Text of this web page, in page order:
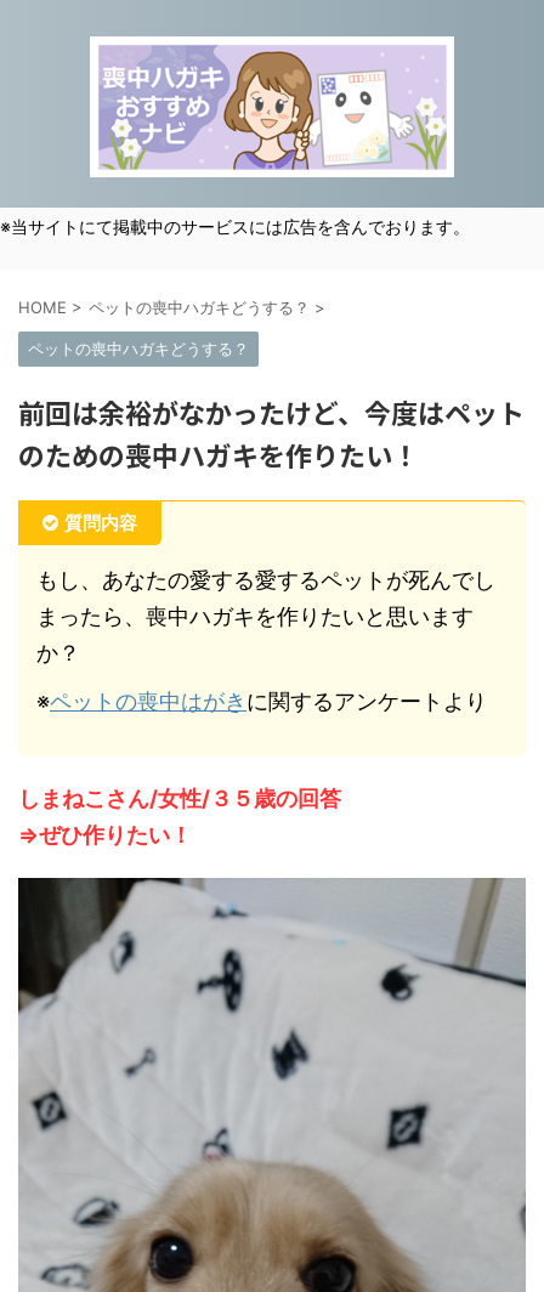
※当サイトにて掲載中のサービスには広告を含んでおります。
HOME > ペットの喪中ハガキどうする？ >
ペットの喪中ハガキどうする？
前回は余裕がなかったけど、今度はペット
のための喪中ハガキを作りたい！
質問内容
もし、あなたの愛する愛するペットが死んでし
まったら、喪中ハガキを作りたいと思います
か？
※ペットの喪中はがき に関するアンケートより
しまねこさん/女性/３５歳の回答
⇒ぜひ作りたい！